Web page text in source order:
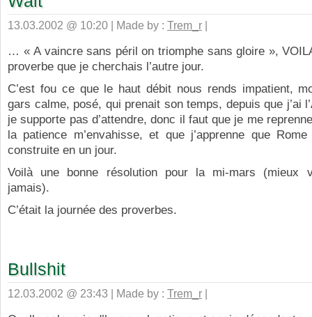
13.03.2002 @ 10:20 | Made by : Trem_r |
… « A vaincre sans péril on triomphe sans gloire »,
proverbe que je cherchais l’autre jour.
C’est fou ce que le haut débit nous rends impatient,
gars calme, posé, qui prenait son temps, depuis que j’ai
je supporte pas d’attendre, donc il faut que je me
la patience m’envahisse, et que j’apprenne que
construite en un jour.
Voilà une bonne résolution pour la mi-mars (mieux
jamais).
C’était la journée des proverbes.
Bullshit
12.03.2002 @ 23:43 | Made by : Trem_r |